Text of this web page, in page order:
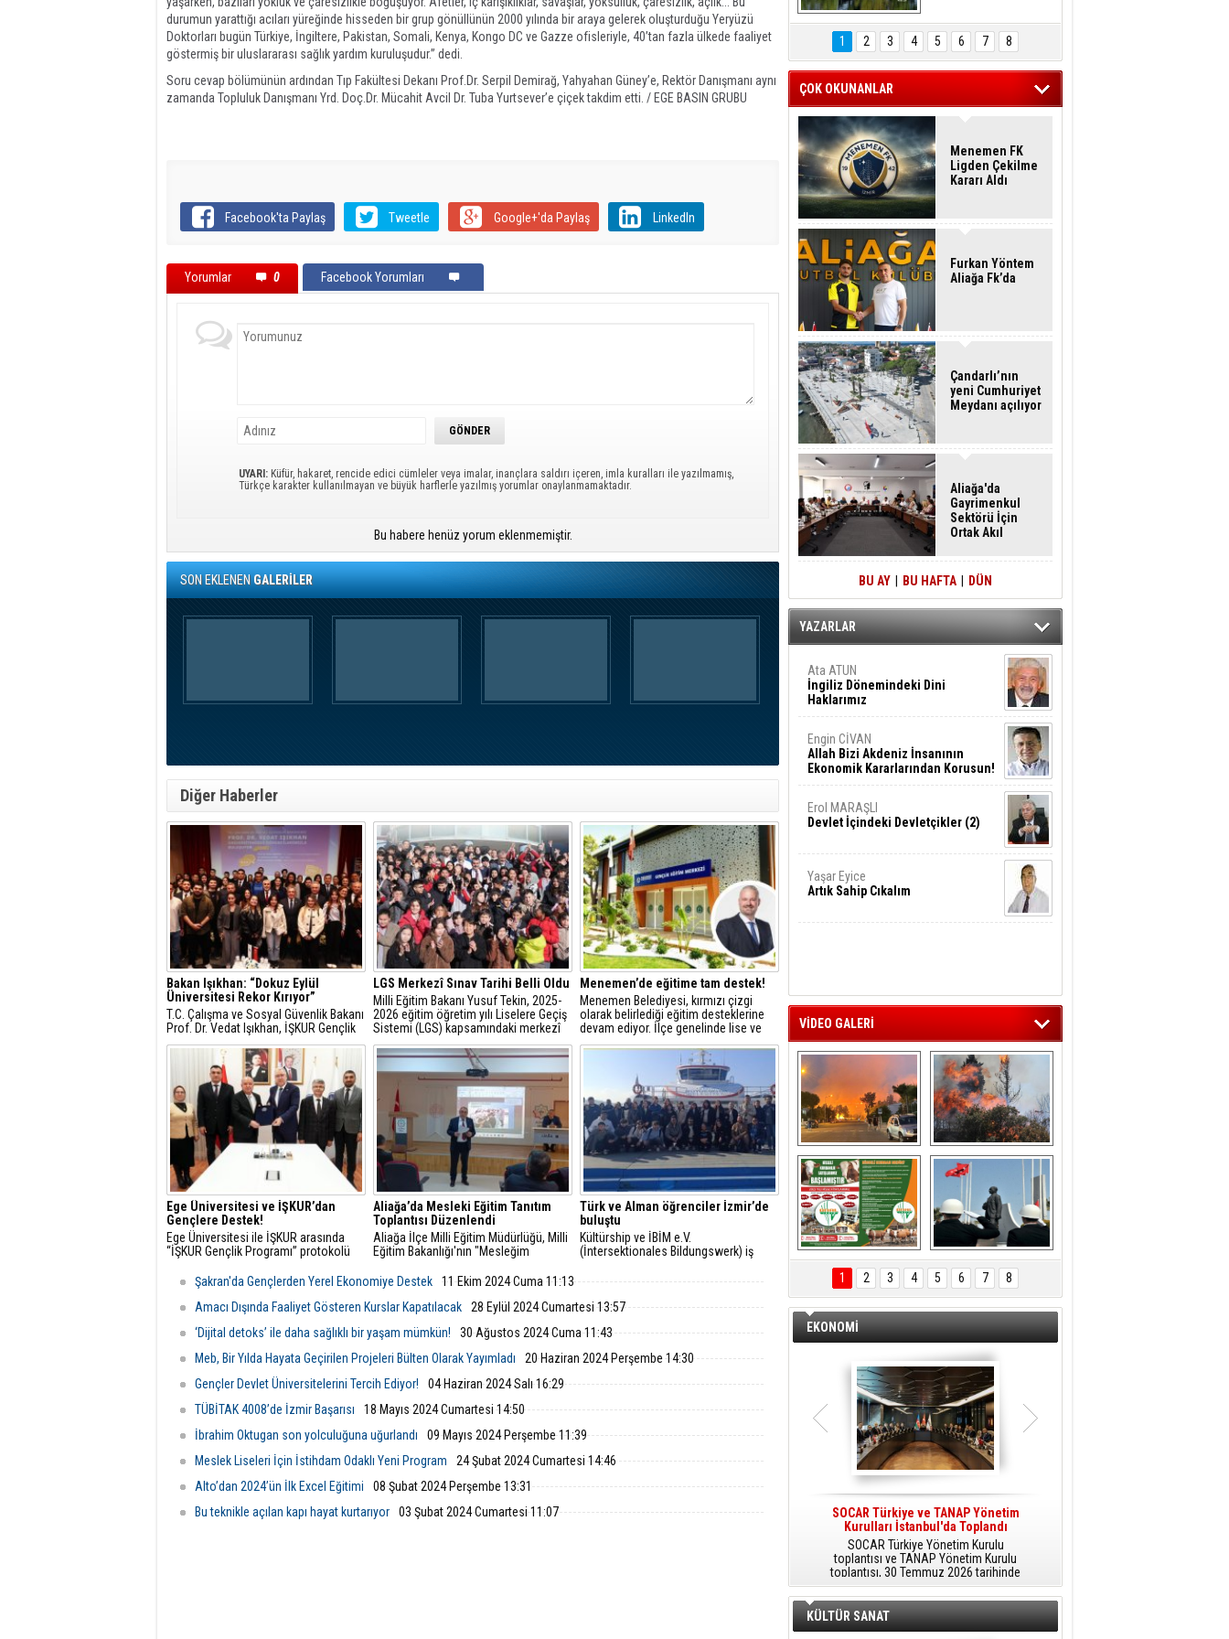
durumun yarattığı acıları yüreğinde hisseden bir grup gönüllünün 2000 yılında bir araya gelerek oluşturduğu Yeryüzü
Doktorları bugün Türkiye, İngiltere, Pakistan, Somali, Kenya, Kongo DC ve Gazze ofisleriyle, 40’tan fazla ülkede faaliyet
göstermiş bir uluslararası sağlık yardım kuruluşudur.” dedi.
Soru cevap bölümünün ardından Tıp Fakültesi Dekanı Prof.Dr. Serpil Demirağ, Yahyahan Güney’e, Rektör Danışmanı aynı
zamanda Topluluk Danışmanı Yrd. Doç.Dr. Mücahit Avcil Dr. Tuba Yurtsever’e çiçek takdim etti. / EGE BASIN GRUBU
Facebook'ta Paylaş Tweetle Google+'da Paylaş LinkedIn
Yorumlar 0 Facebook Yorumları
UYARI: Küfür, hakaret, rencide edici cümleler veya imalar, inançlara saldırı içeren, imla kuralları ile yazılmamış,
Türkçe karakter kullanılmayan ve büyük harflerle yazılmış yorumlar onaylanmamaktadır.
Bu habere henüz yorum eklenmemiştir.
SON EKLENENGALERİLER
Diğer Haberler
Bakan Işıkhan: “Dokuz Eylül
Üniversitesi Rekor Kırıyor”
T.C. Çalışma ve Sosyal Güvenlik Bakanı
Prof. Dr. Vedat Işıkhan, İŞKUR Gençlik
Programı kapsamında Dokuz Eylül
Üniversitesi öğrencileriyle buluşarak
genç istihdamına ilişkin
değerlendirmelerde bulundu ve
öğrencilerin sorularını yanıtladı.
LGS Merkezî Sınav Tarihi Belli Oldu
Milli Eğitim Bakanı Yusuf Tekin, 2025-
2026 eğitim öğretim yılı Liselere Geçiş
Sistemi (LGS) kapsamındaki merkezî
sınav tarihini açıkladı.
Menemen’de eğitime tam destek!
Menemen Belediyesi, kırmızı çizgi
olarak belirlediği eğitim desteklerine
devam ediyor. İlçe genelinde lise ve
üniversite sınavlarına girecek olan 8 ve
12. sınıflara tam 10 bin adet dijital
eğitim paketi dağıtıldı.
Ege Üniversitesi ve İŞKUR’dan
Gençlere Destek!
Ege Üniversitesi ile İŞKUR arasında
“İŞKUR Gençlik Programı” protokolü
Tayyip Erdoğan’ın üniversite öğrencileri
için başlattığı “İŞKUR Gençlik
Programı” kapsamında, Ege
Müdürlüğü arasında iş bi
Aliağa’da Mesleki Eğitim Tanıtım
Toplantısı Düzenlendi
Aliağa İlçe Milli Eğitim Müdürlüğü, Milli
Eğitim Bakanlığı'nın "Mesleğim
ve teknik eğitimin tanıtımı için Aliağa
Mesleki ve Teknik Anadolu Lisesi’nde
bir toplantı gerçekleştirdi.
Türk ve Alman öğrenciler İzmir’de
buluştu
Kültürship ve İBİM e.V.
(İntersektionales Bildungswerk) iş
değişim programının ilk ayağı İzmir’de
Şakran'da Gençlerden Yerel Ekonomiye Destek
11 Ekim 2024 Cuma 11:13
Amacı Dışında Faaliyet Gösteren Kurslar Kapatılacak
28 Eylül 2024 Cumartesi 13:57
‘Dijital detoks’ ile daha sağlıklı bir yaşam mümkün!
30 Ağustos 2024 Cuma 11:43
Meb, Bir Yılda Hayata Geçirilen Projeleri Bülten Olarak Yayımladı
20 Haziran 2024 Perşembe 14:30
Gençler Devlet Üniversitelerini Tercih Ediyor!
04 Haziran 2024 Salı 16:29
TÜBİTAK 4008’de İzmir Başarısı
18 Mayıs 2024 Cumartesi 14:50
İbrahim Oktugan son yolculuğuna uğurlandı
09 Mayıs 2024 Perşembe 11:39
Meslek Liseleri İçin İstihdam Odaklı Yeni Program
24 Şubat 2024 Cumartesi 14:46
Alto’dan 2024’ün İlk Excel Eğitimi
08 Şubat 2024 Perşembe 13:31
Bu teknikle açılan kapı hayat kurtarıyor
03 Şubat 2024 Cumartesi 11:07
Hasan Eser'in
Objektifinden
1 2 3 4 5 6 7 8
ÇOK OKUNANLAR
Menemen FK
Ligden Çekilme
Kararı Aldı
Furkan Yöntem
Aliağa Fk’da
Çandarlı’nın
yeni Cumhuriyet
Meydanı açılıyor
Aliağa'da
Gayrimenkul
Sektörü İçin
Ortak Akıl
BU AY BU HAFTA DÜN
YAZARLAR
Ata ATUN
İngiliz Dönemindeki Dini
Haklarımız
Engin CİVAN
Allah Bizi Akdeniz İnsanının
Ekonomik Kararlarından Korusun!
Erol MARAŞLI
Devlet İçindeki Devletçikler (2)
Yaşar Eyice
Artık Sahip Cıkalım
VİDEO GALERİ
Aliağa ‘da  otluk
alanda çıkan
yangın evlere
sıçramadan
söndürüldü
Aliağa'nın Ciğerleri
ÖNAL TARIM
TANITIM FİLMİ
Aliağa'da Polis
Haftası Kutlandı
1 2 3 4 5 6 7 8
EKONOMİ
SOCAR Türkiye ve TANAP Yönetim
Kurulları İstanbul'da Toplandı
SOCAR Türkiye Yönetim Kurulu
toplantısı ve TANAP Yönetim Kurulu
toplantısı, 30 Temmuz 2026 tarihinde
İstanbul’da gerçekleştirildi.
hidrojen teknolojileri alanında yenilikçi
projelere öncülük ediyor.
KÜLTÜR SANAT